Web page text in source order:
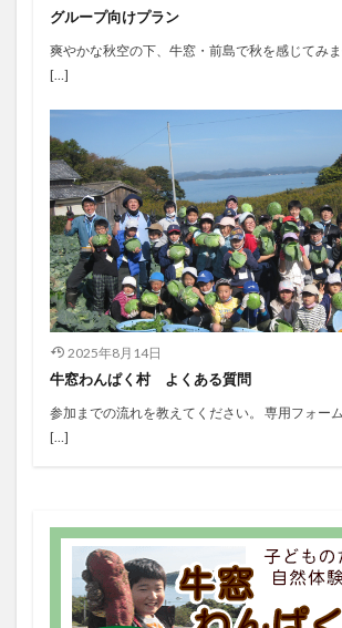
グループ向けプラン
爽やかな秋空の下、牛窓・前島で秋を感じてみ
[…]
2025年8月14日
牛窓わんぱく村 よくある質問
参加までの流れを教えてください。 専用フォー
[…]